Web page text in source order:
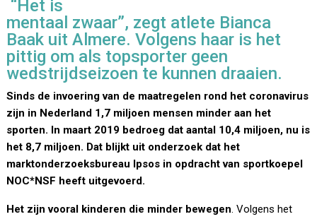
“Het is
mentaal zwaar”, zegt atlete Bianca
Baak uit Almere. Volgens haar is het
pittig om als topsporter geen
wedstrijdseizoen te kunnen draaien.
Sinds de invoering van de maatregelen rond het coronavirus
zijn in Nederland 1,7 miljoen mensen minder aan het
sporten. In maart 2019 bedroeg dat aantal 10,4 miljoen, nu is
het 8,7 miljoen. Dat blijkt uit onderzoek dat het
marktonderzoeksbureau Ipsos in opdracht van sportkoepel
NOC*NSF heeft uitgevoerd.
Het zijn vooral kinderen die minder bewegen. Volgens het